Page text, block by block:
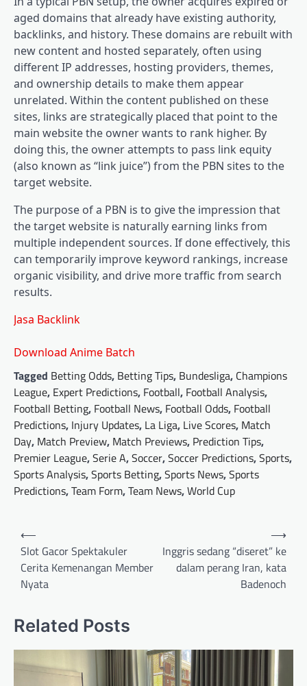
aged domains that already have existing authority,
backlinks, and history. These domains are rebuilt with
new content and hosted separately, often using
different IP addresses, hosting providers, themes,
and ownership details to make them appear
unrelated. Within the content published on these
sites, links are strategically placed that point to the
main website the owner wants to rank higher. By
doing this, the owner attempts to pass link equity
(also known as “link juice”) from the PBN sites to the
target website.
The purpose of a PBN is to give the impression that
the target website is naturally earning links from
multiple independent sources. If done effectively, this
can temporarily improve keyword rankings, increase
organic visibility, and drive more traffic from search
results.
Jasa Backlink
Download Anime Batch
Tagged Betting Odds, Betting Tips, Bundesliga, Champions
League, Expert Predictions, Football, Football Analysis,
Football Betting, Football News, Football Odds, Football
Predictions, Injury Updates, La Liga, Live Scores, Match
Day, Match Preview, Match Previews, Prediction Tips,
Premier League,Serie A,Soccer,Soccer Predictions,Sports,
Sports Analysis,Sports Betting,Sports News,Sports
Predictions,Team Form,Team News,World Cup
Post
navigation
⟵
Slot Gacor Spektakuler
Cerita Kemenangan Member
Nyata
Inggris sedang “diseret” ke
dalam perang Iran, kata
Badenoch
⟶
Related Posts